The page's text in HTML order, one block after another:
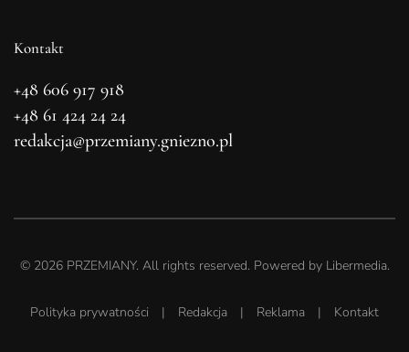
Kontakt
+48 606 917 918
+48 61 424 24 24
redakcja@przemiany.gniezno.pl
© 2026PRZEMIANY. All rights reserved. Powered by Libermedia.
Polityka prywatności | Redakcja | Reklama | Kontakt